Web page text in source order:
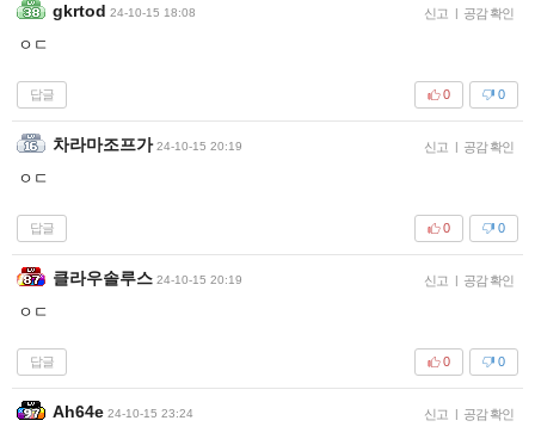
gkrtod 24-10-15 18:08 신고 | 공감 확인
ㅇㄷ
답글 0
0
차라마조프가 24-10-15 20:19 신고 | 공감 확인
ㅇㄷ
답글 0
0
클라우솔루스 24-10-15 20:19 신고 | 공감 확인
ㅇㄷ
답글 0
0
Ah64e 24-10-15 23:24 신고 | 공감 확인